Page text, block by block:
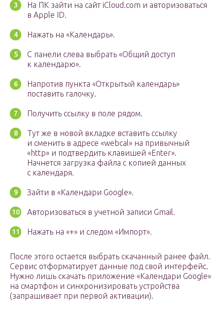
На ПК зайти на сайт iCloud.com и авторизоваться
в Apple ID.
Нажать на «Календарь».
С панели слева выбрать «Общий доступ
к календарю».
Напротив пункта «Открытый календарь»
поставить галочку.
Получить ссылку в поле рядом.
Тут же в новой вкладке вставить ссылку
и сменить в адресе «webcal» на привычный
«http» и подтвердить клавишей «Enter».
Начнется загрузка файла с копией данных
с календаря.
Зайти в «Календари Google».
Авторизоваться в учетной записи Gmail.
Нажать на «+» и следом «Импорт».
После этого остается выбрать скачанный ранее файл.
Сервис отформатирует данные под свой интерфейс.
Нужно лишь скачать приложение «Календари Google»
на смартфон и синхронизировать устройства
(запрашивает при первой активации).